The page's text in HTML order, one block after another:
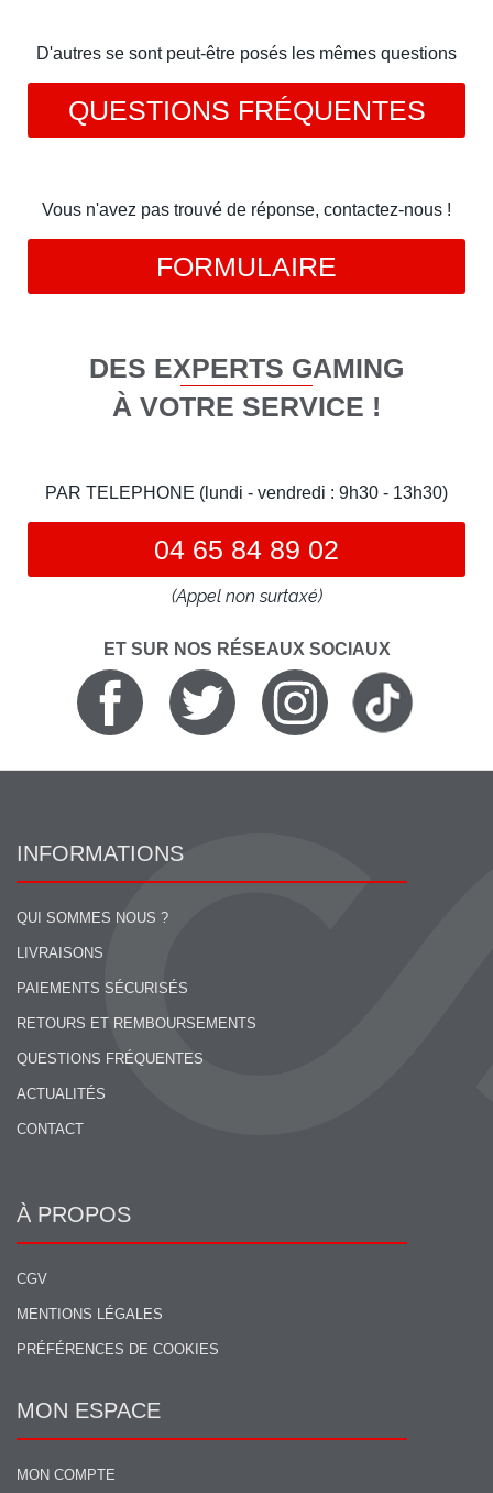
D'autres se sont peut-être posés les mêmes questions
QUESTIONS FRÉQUENTES
Vous n'avez pas trouvé de réponse, contactez-nous !
FORMULAIRE
DES EXPERTS GAMING
À VOTRE SERVICE !
PAR TELEPHONE (lundi - vendredi : 9h30 - 13h30)
04 65 84 89 02
(Appel non surtaxé)
ET SUR NOS RÉSEAUX SOCIAUX
INFORMATIONS
QUI SOMMES NOUS ?
LIVRAISONS
PAIEMENTS SÉCURISÉS
RETOURS ET REMBOURSEMENTS
QUESTIONS FRÉQUENTES
ACTUALITÉS
CONTACT
À PROPOS
CGV
MENTIONS LÉGALES
PRÉFÉRENCES DE COOKIES
MON ESPACE
MON COMPTE